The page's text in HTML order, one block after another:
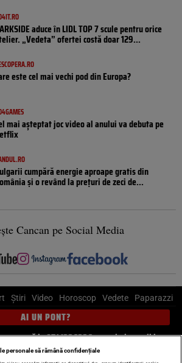
aduce în LIDL TOP 7 scule pentru orice
„Vedeta” ofertei costă doar 129...
este cel mai vechi pod din Europa?
mai așteptat joc video al anului va debuta pe
cumpără energie aproape gratis din
și o revând la prețuri de zeci de...
Cancan pe Social Media
Știri Video Horoscop Vedete Paparazzi
AI UN PONT?
, sună la 0741226226 sau trimite mail la
pont@cancan.ro
personale să rămână confidențiale